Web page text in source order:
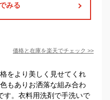
みる
価格と在庫を楽天でチェック >>
をより美しく見せてくれ
もありお洒落な組み合わ
す。衣料用洗剤で手洗いで